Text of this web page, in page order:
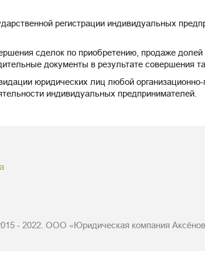
регистрации индивидуальных
сделок по приобретению, продаже
документы в результате совершения
юридических лиц любой
индивидуальных предпринимателей.
- 2022. ООО «Юридическая компания Аксёнов